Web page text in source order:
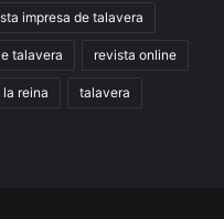
impresa de talavera
talavera revista online
reina talavera